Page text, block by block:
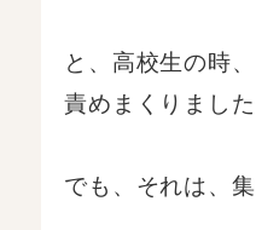
と、高校生の時
責めまくりました
でも、それは、集